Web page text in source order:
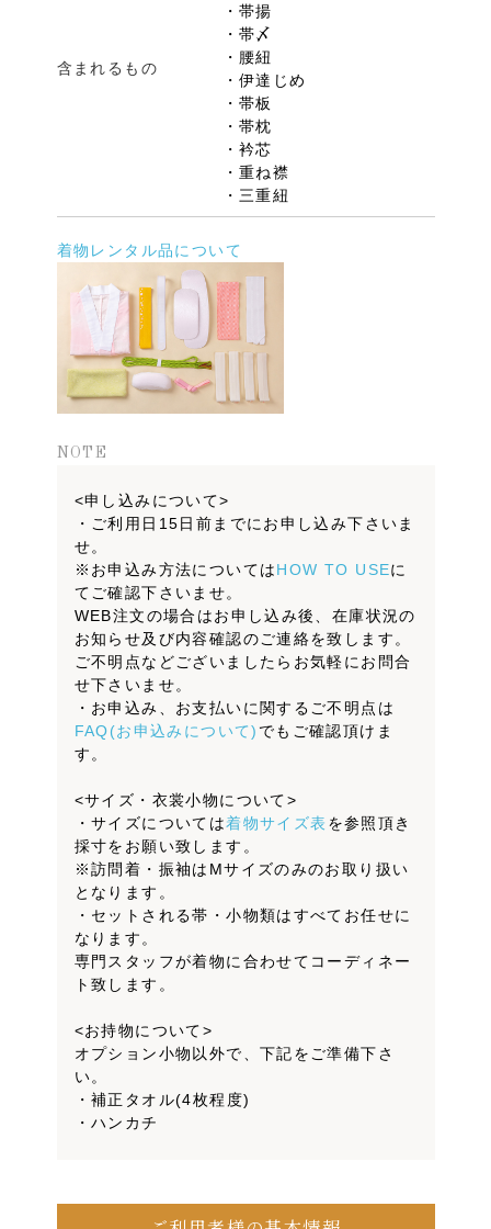
含まれるもの
・帯揚
・帯〆
・腰紐
・伊達じめ
・帯板
・帯枕
・衿芯
・重ね襟
・三重紐
着物レンタル品について
NOTE
<申し込みについて>
・ご利用日15日前までにお申し込み下さいま
せ。
※お申込み方法についてはHOW TO USEに
てご確認下さいませ。
WEB注文の場合はお申し込み後、在庫状況の
お知らせ及び内容確認のご連絡を致します。
ご不明点などございましたらお気軽にお問合
せ下さいませ。
・お申込み、お支払いに関するご不明点は
FAQ(お申込みについて) でもご確認頂けま
す。
<サイズ・衣裳小物について>
・サイズについては着物サイズ表 を参照頂き
採寸をお願い致します。
※訪問着・振袖はMサイズのみのお取り扱い
となります。
・セットされる帯・小物類はすべてお任せに
なります。
専門スタッフが着物に合わせてコーディネー
ト致します。
<お持物について>
オプション小物以外で、下記をご準備下さ
い。
・補正タオル(4枚程度)
・ハンカチ